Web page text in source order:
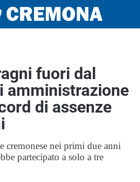
fuori dal
amministrazione
di assenze
cremonese nei primi due anni
partecipato a solo a tre